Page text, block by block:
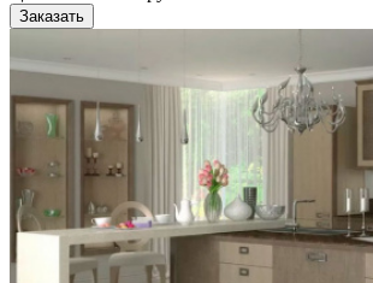
Заказать